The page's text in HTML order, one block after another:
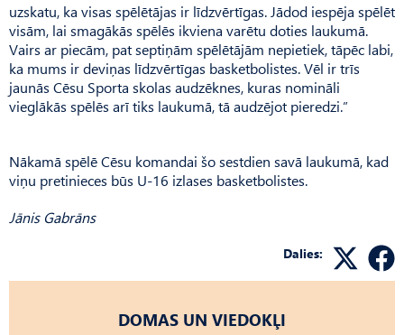
uzskatu, ka visas spēlētājas ir līdzvērtīgas. Jādod iespēja spēlēt
visām, lai smagākās spēlēs ikviena varētu doties laukumā.
Vairs ar piecām, pat septiņām spēlētājām nepietiek, tāpēc labi,
ka mums ir deviņas līdzvērtīgas basketbolistes. Vēl ir trīs
jaunās Cēsu Sporta skolas audzēknes, kuras nomināli
vieglākās spēlēs arī tiks laukumā, tā audzējot pieredzi.”
Nākamā spēlē Cēsu komandai šo sestdien savā laukumā, kad
viņu pretinieces būs U-16 izlases basketbolistes.
Jānis Gabrāns
Dalies:
DOMAS UN VIEDOKĻI